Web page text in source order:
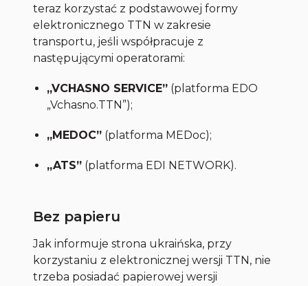
teraz korzystać z podstawowej formy
elektronicznego TTN w zakresie
transportu, jeśli współpracuje z
następującymi operatorami:
„VCHASNO SERVICE” (platforma EDO
„Vchasno.TTN”);
„MEDOC” (platforma MEDoc);
„ATS” (platforma EDI NETWORK).
Bez papieru
Jak informuje strona ukraińska, przy
korzystaniu z elektronicznej wersji TTN, nie
trzeba posiadać papierowej wersji